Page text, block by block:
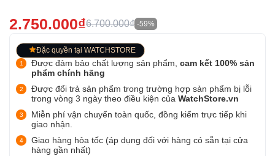
2.750.000₫6.700.000₫ -59%
Đặc quyền tại WATCHSTORE
Được đảm bảo chất lượng sản phẩm, cam kết 100% sản
phẩm chính hãng
Được đổi trả sản phẩm trong trường hợp sản phẩm bị lỗi
trong vòng 3 ngày theo điều kiện của WatchStore.vn
Miễn phí vận chuyển toàn quốc, đồng kiểm trực tiếp khi
giao nhận.
Giao hàng hỏa tốc (áp dụng đối với hàng có sẵn tại cửa
hàng gần nhất)